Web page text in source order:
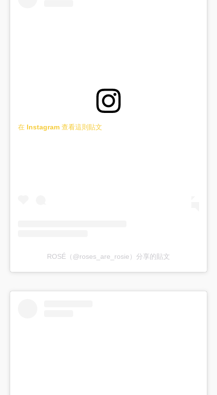
在 Instagram 查看這則貼文
ROSÉ（@roses_are_rosie）分享的貼文